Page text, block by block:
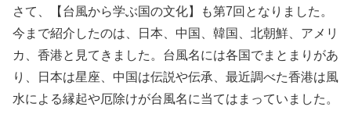
さて、【台風から学ぶ国の文化】も第7回となりました。
今まで紹介したのは、日本、中国、韓国、北朝鮮、アメリ
カ、香港と見てきました。台風名には各国でまとまりがあ
り、日本は星座、中国は伝説や伝承、最近調べた香港は風
水による縁起や厄除けが台風名に当てはまっていました。